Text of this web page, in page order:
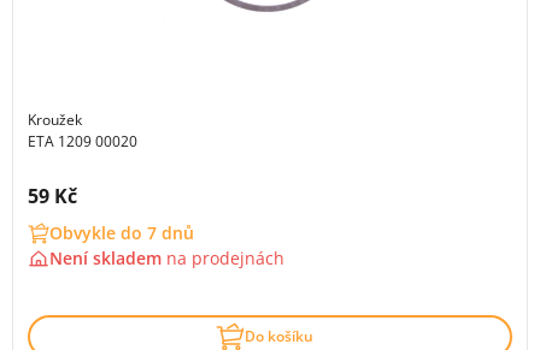
Kroužek
ETA 1209 00020
Cena s DPH:
59 Kč
Obvykle do 7 dnů
Není skladem na prodejnách
Do košíku